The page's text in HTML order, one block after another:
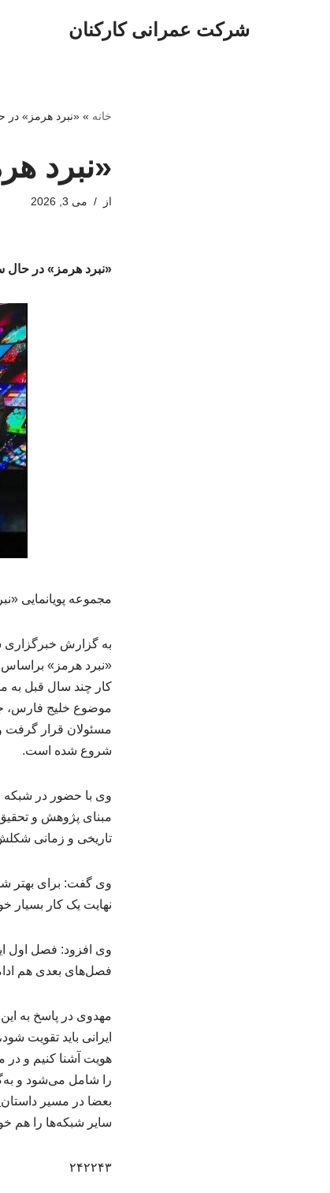
شرکت عمرانی کارکنان
خانه »«نبرد هرمز»
«نبرد
از می 3, 2026
«نبرد هرمز» در
مجموعه پویانمایی «نبرد هرمز»، در ۲۶ قسمت برای
به گزارش خبرگزاری
«نبرد هرمز» براساس
کار چند سال قبل به
موضوع خلیج فارس،
شروع شده است.
وی با حضور در شبکه
مبنای پژوهش و
تاریخی و زمانی
وی گفت: برای بهتر
نهایت یک کار بسیار
وی افزود: فصل اول
فصل‌های بعدی هم
مهدوی در پاسخ به
ایرانی باید تقویت
هویت آشنا کنیم و در
را شامل می‌شود و
بعضا در مسیر
سایر شبکه‌ها را هم
۲۴۲۲۴۳